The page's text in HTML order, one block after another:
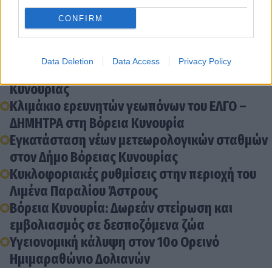
CONFIRM
Data Deletion Data Access Privacy Policy
Δήμος Βόρειας Κυνουρίας: Εγγραφές νηπίων
στους παιδικούς σταθμούς για το έτος 2026-
Σε 8 προσλήψεις προχωρά η Δ.Ε.Υ.Α. Βόρειας
Κυνουρίας
Κλιμάκιο ερευνητών γεωπόνων του ΕΛΓΟ –
ΔΗΜΗΤΡΑ στη Βόρεια Κυνουρία
Εγκατάσταση νέων μετεωρολογικών σταθμών
στον Δήμο Βόρειας Κυνουρίας
Κυκλοφοριακές ρυθμίσεις στην περιοχή του
Λιμένα Παραλίου Άστρους
Βόρεια Κυνουρία: Δωρεάν στείρωση και
εμβολιασμός σε δεσποζόμενα ζώα
Υγειονομική κάλυψη στον 10ο Ορεινό
Ημιμαραθώνιο Δολιανών